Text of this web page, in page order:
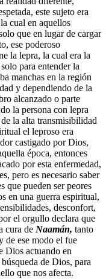
este sujeto era
cual en aquellos
que en lugar de cargar
ese poderoso
la lepra, la cual era la
para entender la
manchas en la región
y dependiendo de la
alcanzado o parte
la persona con lepra
la alta transmisibilidad
el leproso era
castigado por Dios,
época, entonces
por esta enfermedad,
pero es necesario saber
que pueden ser peores
en una guerra espiritual,
desconfort,
el orgullo declara que
cura de Naamán, tanto
de ese modo el fue
Dios actuando en
de Dios, para
que nos afecta.